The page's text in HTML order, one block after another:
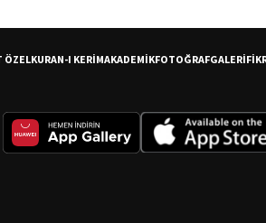
ÖZELKURAN-I KERİMAKADEMİKFOTOĞRAFGALERİ